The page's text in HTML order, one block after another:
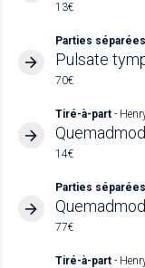
13€
Parties séparées
Pulsate
70€
Tiré-à-part -
14€
Parties séparées
77€
Tiré-à-part -